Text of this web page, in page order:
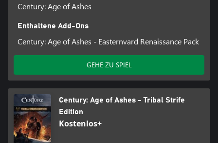
Century: Age of Ashes
Enthaltene Add-Ons
Century: Age of Ashes - Easternvard Renaissance Pack
GEHE ZU SPIEL
Century: Age of Ashes - Tribal Strife
Edition
Kostenlos+